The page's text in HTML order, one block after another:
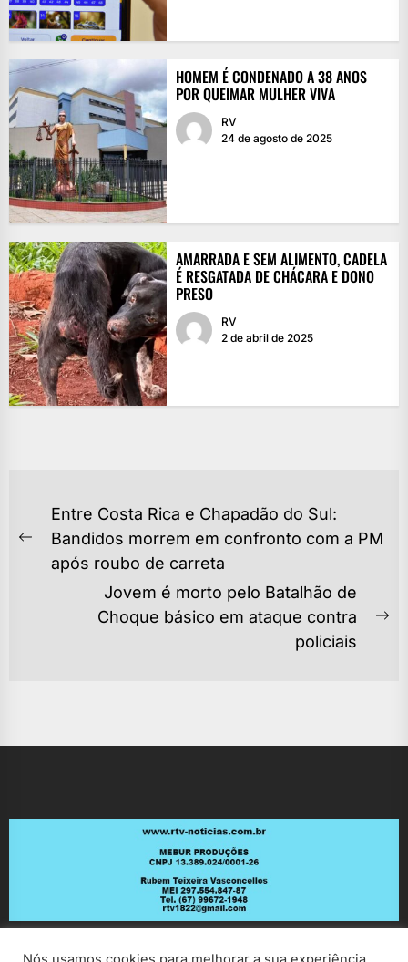
HOMEM É CONDENADO A 38 ANOS
POR QUEIMAR MULHER VIVA
RV
24 de agosto de 2025
AMARRADA E SEM ALIMENTO, CADELA
É RESGATADA DE CHÁCARA E DONO
PRESO
RV
2 de abril de 2025
NAVEGAÇÃO
DE
POST
Previous
post:
Entre Costa Rica e Chapadão do Sul:
Bandidos morrem em confronto com a PM
após roubo de carreta
Jovem é morto pelo Batalhão de
Choque básico em ataque contra
policiais